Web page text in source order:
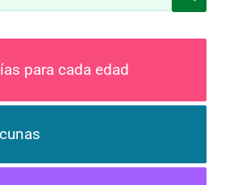
para cada edad